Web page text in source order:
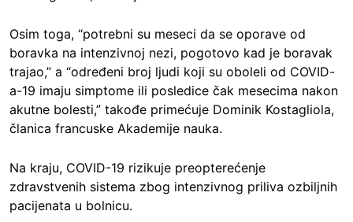
Osim toga, “potrebni su meseci da se oporave od
boravka na intenzivnoj nezi, pogotovo kad je boravak
trajao,” a “određeni broj ljudi koji su oboleli od COVID-
a-19 imaju simptome ili posledice čak mesecima nakon
akutne bolesti,” takođe primećuje Dominik Kostagliola,
članica francuske Akademije nauka.
Na kraju, COVID-19 rizikuje preopterećenje
zdravstvenih sistema zbog intenzivnog priliva ozbiljnih
pacijenata u bolnicu.